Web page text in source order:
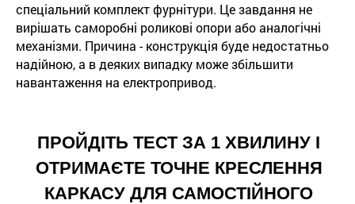
спеціальний комплект фурнітури. Це завдання не
вирішать саморобні роликові опори або аналогічні
механізми. Причина - конструкція буде недостатньо
надійною, а в деяких випадку може збільшити
навантаження на електропривод.
ПРОЙДІТЬ ТЕСТ ЗА 1 ХВИЛИНУ І
ОТРИМАЄТЕ ТОЧНЕ КРЕСЛЕННЯ
КАРКАСУ ДЛЯ САМОСТІЙНОГО